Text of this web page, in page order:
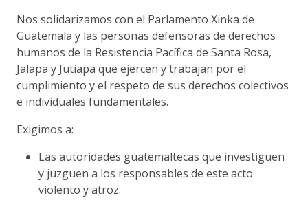
Nos solidarizamos con el Parlamento Xinka de
Guatemala y las personas defensoras de derechos
humanos de la Resistencia Pacífica de Santa Rosa,
Jalapa y Jutiapa que ejercen y trabajan por el
cumplimiento y el respeto de sus derechos colectivos
e individuales fundamentales.
Exigimos a:
Las autoridades guatemaltecas que investiguen
y juzguen a los responsables de este acto
violento y atroz.